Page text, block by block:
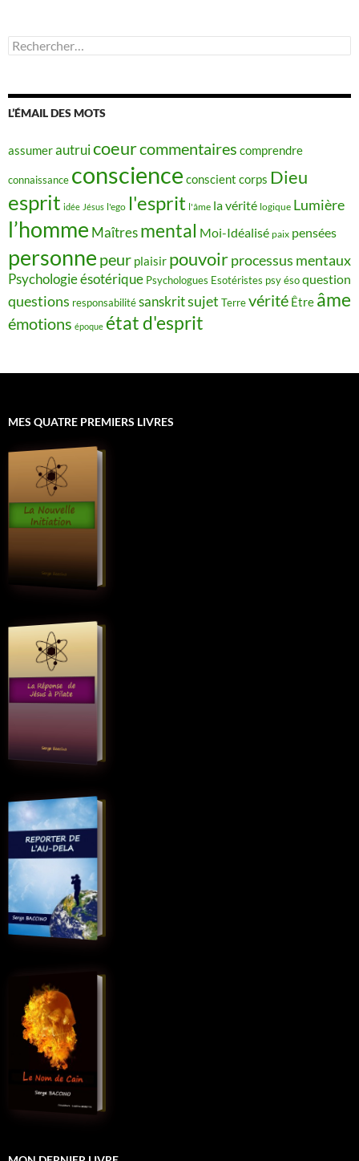
Rechercher :
L’ÉMAIL DES MOTS
assumerautruicoeurcommentaires comprendre
connaissance conscience conscient corps Dieu
esprit idée Jésus l'ego l'esprit l'âme la vérité logique Lumière
l’homme Maîtres mental Moi-Idéalisé paix pensées
personne peur plaisir pouvoirprocessus mentaux
Psychologie ésotérique Psychologues Esotéristes psy ésoquestion
questions responsabilitésanskritsujet Terrevérité Être âme
émotions époque état d'esprit
MES QUATRE PREMIERS LIVRES